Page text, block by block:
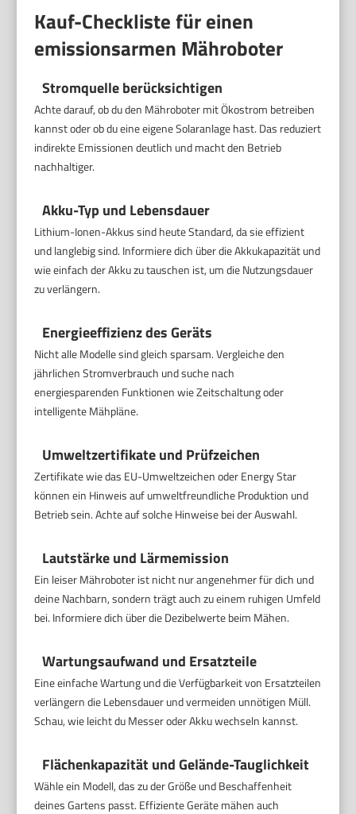
Kauf-Checkliste für einen
emissionsarmen Mähroboter
Stromquelle berücksichtigen
Achte darauf, ob du den Mähroboter mit Ökostrom betreiben
kannst oder ob du eine eigene Solaranlage hast. Das reduziert
indirekte Emissionen deutlich und macht den Betrieb
nachhaltiger.
Akku-Typ und Lebensdauer
Lithium-Ionen-Akkus sind heute Standard, da sie effizient
und langlebig sind. Informiere dich über die Akkukapazität und
wie einfach der Akku zu tauschen ist, um die Nutzungsdauer
zu verlängern.
Energieeffizienz des Geräts
Nicht alle Modelle sind gleich sparsam. Vergleiche den
jährlichen Stromverbrauch und suche nach
energiesparenden Funktionen wie Zeitschaltung oder
intelligente Mähpläne.
Umweltzertifikate und Prüfzeichen
Zertifikate wie das EU-Umweltzeichen oder Energy Star
können ein Hinweis auf umweltfreundliche Produktion und
Betrieb sein. Achte auf solche Hinweise bei der Auswahl.
Lautstärke und Lärmemission
Ein leiser Mähroboter ist nicht nur angenehmer für dich und
deine Nachbarn, sondern trägt auch zu einem ruhigen Umfeld
bei. Informiere dich über die Dezibelwerte beim Mähen.
Wartungsaufwand und Ersatzteile
Eine einfache Wartung und die Verfügbarkeit von Ersatzteilen
verlängern die Lebensdauer und vermeiden unnötigen Müll.
Schau, wie leicht du Messer oder Akku wechseln kannst.
Flächenkapazität und Gelände-Tauglichkeit
Wähle ein Modell, das zu der Größe und Beschaffenheit
deines Gartens passt. Effiziente Geräte mähen auch